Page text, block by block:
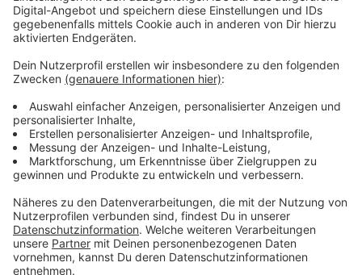
gesammelt:
Kontakdaten:
Möbel- und Kleiderspenden:
https://www.buergerverein-ohlklaswipper.de/
Wohnung:
Kontakt Ordnungsamt Hansestadt Wipperfürth